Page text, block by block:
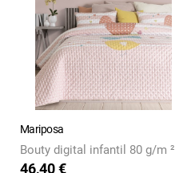
Mariposa
Bouty digital infantil 80 g/m ²
Preço
46,40 €